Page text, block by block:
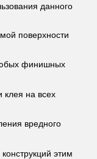
данного
поверхности
финишных
клея на всех
вредного
этим